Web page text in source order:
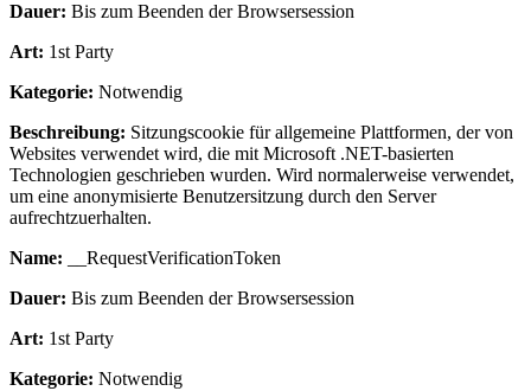
Dauer: Bis zum Beenden der Browsersession
Art: 1st Party
Kategorie: Notwendig
Beschreibung: Sitzungscookie für allgemeine Plattformen, der von
Websites verwendet wird, die mit Microsoft .NET-basierten
Technologien geschrieben wurden. Wird normalerweise verwendet,
um eine anonymisierte Benutzersitzung durch den Server
aufrechtzuerhalten.
Name: __RequestVerificationToken
Dauer: Bis zum Beenden der Browsersession
Art: 1st Party
Kategorie: Notwendig